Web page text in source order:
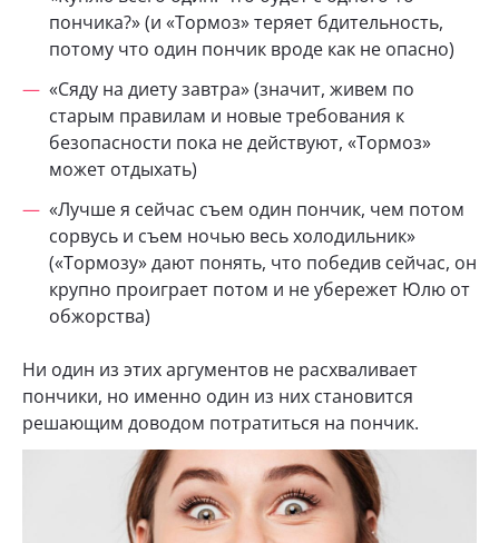
пончика?» (и «Тормоз» теряет бдительность,
потому что один пончик вроде как не опасно)
«Сяду на диету завтра» (значит, живем по
старым правилам и новые требования к
безопасности пока не действуют, «Тормоз»
может отдыхать)
«Лучше я сейчас съем один пончик, чем потом
сорвусь и съем ночью весь холодильник»
(«Тормозу» дают понять, что победив сейчас, он
крупно проиграет потом и не убережет Юлю от
обжорства)
Ни один из этих аргументов не расхваливает
пончики, но именно один из них становится
решающим доводом потратиться на пончик.